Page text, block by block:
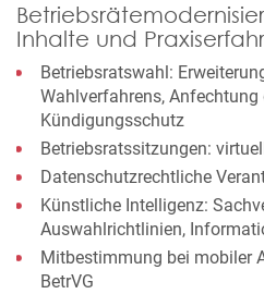
Inhalte und
Betriebsratswahl:
Wahlverfahrens, Anfechtung
Kündigungsschutz
Betriebsratssitzungen:
Datenschutzrechtliche
Künstliche Intelligenz:
Auswahlrichtlinien,
Mitbestimmung bei mobiler
BetrVG